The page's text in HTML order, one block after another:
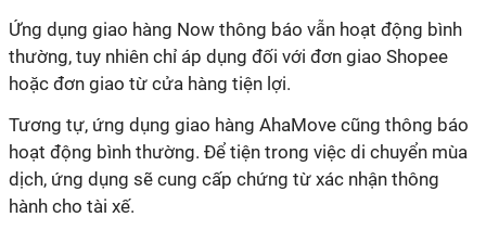
Ứng dụng giao hàng Now thông báo vẫn hoạt động bình
thường, tuy nhiên chỉ áp dụng đối với đơn giao Shopee
hoặc đơn giao từ cửa hàng tiện lợi.
Tương tự, ứng dụng giao hàng AhaMove cũng thông báo
hoạt động bình thường. Để tiện trong việc di chuyển mùa
dịch, ứng dụng sẽ cung cấp chứng từ xác nhận thông
hành cho tài xế.